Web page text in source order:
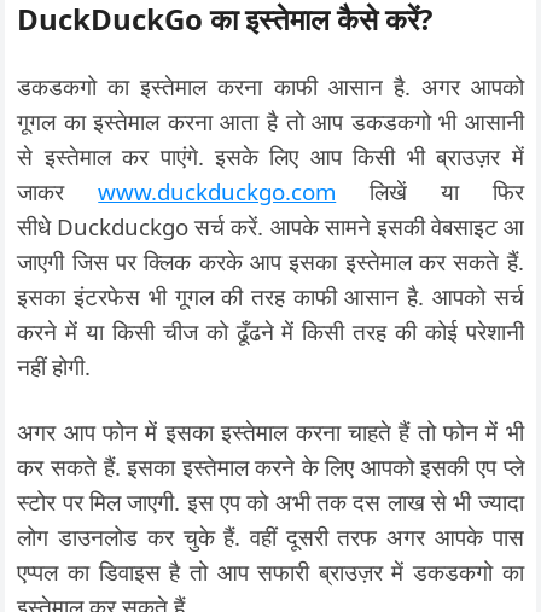
DuckDuckGo का इस्तेमाल कैसे करें?
डकडकगो का इस्तेमाल करना काफी आसान है. अगर आपको
गूगल का इस्तेमाल करना आता है तो आप डकडकगो भी आसानी
से इस्तेमाल कर पाएंगे. इसके लिए आप किसी भी ब्राउज़र में
जाकरwww.duckduckgo.com लिखें या फिर
सीधे Duckduckgo सर्च करें. आपके सामने इसकी वेबसाइट आ
जाएगी जिस पर क्लिक करके आप इसका इस्तेमाल कर सकते हैं.
इसका इंटरफेस भी गूगल की तरह काफी आसान है. आपको सर्च
करने में या किसी चीज को ढूँढने में किसी तरह की कोई परेशानी
नहीं होगी.
अगर आप फोन में इसका इस्तेमाल करना चाहते हैं तो फोन में भी
कर सकते हैं. इसका इस्तेमाल करने के लिए आपको इसकी एप प्ले
स्टोर पर मिल जाएगी. इस एप को अभी तक दस लाख से भी ज्यादा
लोग डाउनलोड कर चुके हैं. वहीं दूसरी तरफ अगर आपके पास
एप्पल का डिवाइस है तो आप सफारी ब्राउज़र में डकडकगो का